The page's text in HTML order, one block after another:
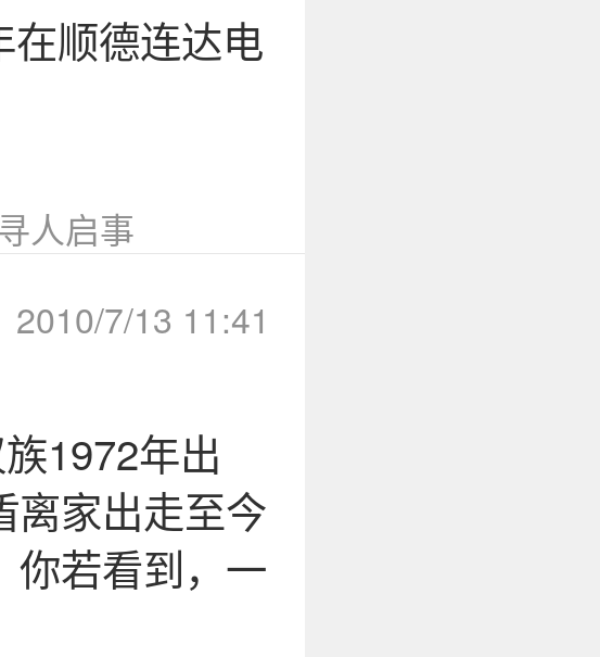
顺德连达电
人启事
2010/7/13 11:41
1972年出
离家出走至今
你若看到，一